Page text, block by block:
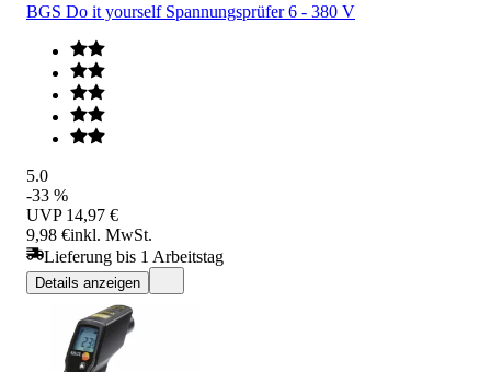
BGS Do it yourself Spannungsprüfer 6 - 380 V
5.0
-33 %
UVP 14,97 €
9,98 €inkl. MwSt.
Lieferung bis 1 Arbeitstag
Details anzeigen